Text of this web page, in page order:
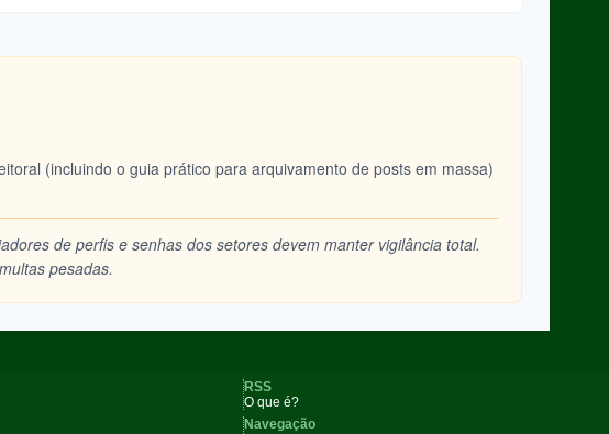
(incluindo o guia prático para arquivamento de posts em massa)
de perfis e senhas dos setores devem manter vigilância total.
pesadas.
RSS
O que é?
Navegação